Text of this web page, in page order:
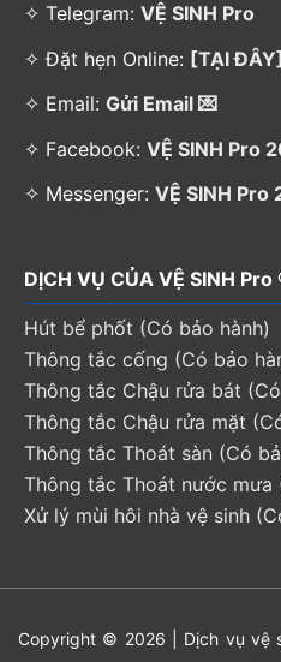
✧ Telegram: VỆ SINH Pro
✧ Đặt hẹn Online: [TẠI ĐÂY]
✧ Email: Gửi Email 💌
✧ Facebook: VỆ SINH Pro
✧ Messenger: VỆ SINH Pro
DỊCH VỤ CỦA VỆ SINH Pro
Hút bể phốt (Có bảo hành)
Thông tắc cống (Có bảo
Thông tắc Chậu rửa bát
Thông tắc Chậu rửa mặt
Thông tắc Thoát sàn (Có
Thông tắc Thoát nước mưa
Xử lý mùi hôi nhà vệ sinh
Copyright © 2026 | Dịch vụ vệ